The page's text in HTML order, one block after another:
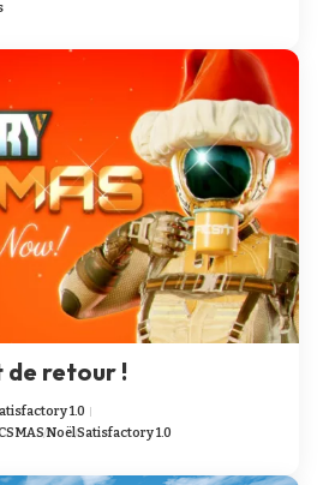
de retour !
1.0
NoëlSatisfactory 1.0